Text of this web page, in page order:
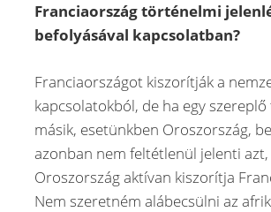
Franciaország történelmi
befolyásával kapcsolatban?
Franciaországot kiszorítják a
kapcsolatokból, de ha egy szereplő
másik, esetünkben Oroszország,
azonban nem feltétlenül jelenti
Oroszország aktívan kiszorítja
Nem szeretném alábecsülni az